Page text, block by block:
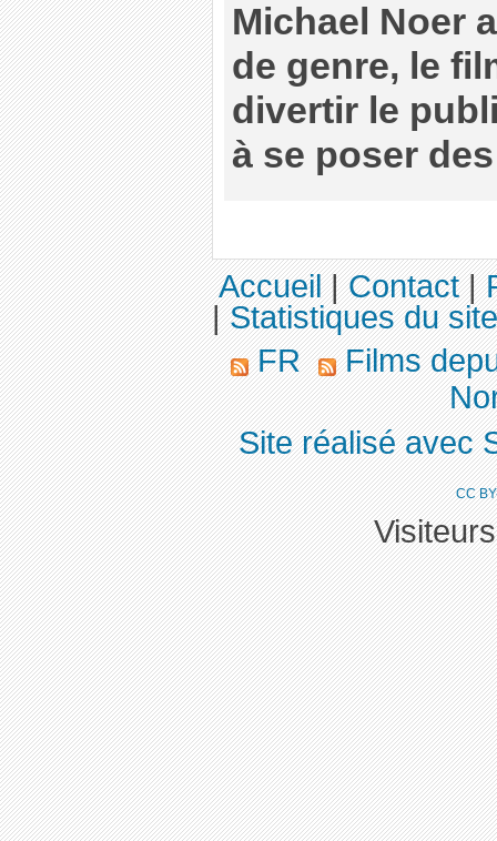
Michael Noer
de genre, le
divertir le
à se poser
Accueil|Contact|
|Statistiques du site
FR
Films
Site réalisé avec
CC